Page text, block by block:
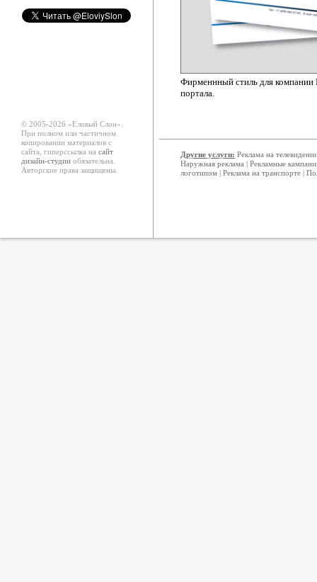
Фирменнный стиль для компании
портала.
© 2005-2026 «Еловый Cлон».
При полном или частичном
копировании материалов с
сайта, гиперссылка на сайт
дизайн-студии обязательна.
Авторские права защищены.
Другие услуги: Реклама на
Наружная реклама | Рекламные
логотипом | Реклама на транспорте |